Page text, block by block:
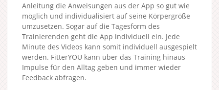
Anleitung die Anweisungen aus der App so gut wie
möglich und individualisiert auf seine Körpergröße
umzusetzen. Sogar auf die Tagesform des
Trainierenden geht die App individuell ein. Jede
Minute des Videos kann somit individuell ausgespielt
werden. FitterYOU kann über das Training hinaus
Impulse für den Alltag geben und immer wieder
Feedback abfragen.